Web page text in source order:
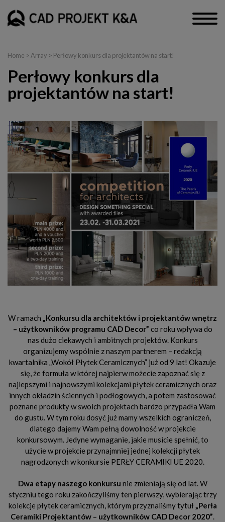
Home > Array > Perłowy konkurs dla projektantów na start!
Perłowy konkurs dla
projektantów na start!
W ramach „Konkursu dla architektów i projektantów wnętrz
– użytkowników programu CAD Decor” co roku wpływa do
nas dużo ciekawych i ambitnych projektów. Konkurs
organizujemy wspólnie z naszym partnerem – redakcją
kwartalnika „Wokół Płytek Ceramicznych” już od 9 lat! Okazuje
się, że formuła w której najpierw możecie zapoznać się z
najlepszymi i najnowszymi kolekcjami płytek ceramicznych oraz
innych okładzin ściennych i podłogowych, a potem zastosować
poznane produkty w swoich projektach bardzo przypadła Wam
do gustu. W tym roku dosyć już mamy wszelkich ograniczeń,
dlatego dajemy Wam pełną dowolność w projekcie
konkursowym. Jedyne wymaganie, jakie musicie spełnić, to
użycie w projekcie przynajmniej jednej kolekcji płytek
nagrodzonych w konkursie PERŁY CERAMIKI UE 2020.
Dwa etapy naszego konkursu nie zmieniają się od lat. W
styczniu tego roku zakończyliśmy ten pierwszy, wybierając trzy
kolekcje płytek ceramicznych, którym przyznaliśmy tytuł„Perła
Ceramiki Projektantów – użytkowników CAD Decor 2020”.